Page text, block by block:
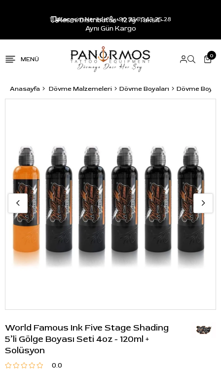
Resmi Distribütör - 12 Ay Taksit -
Aynı Gün Kargo
Kargom Nerede? +90 536 343 25 28
0
Anasayfa Dövme Malzemeleri Dövme Boyaları Dövme Boya
World Famous Ink Five Stage Shading
5’li Gölge Boyası Seti 4oz - 120ml +
Solüsyon
0.0